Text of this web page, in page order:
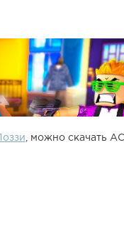
, можно скачать